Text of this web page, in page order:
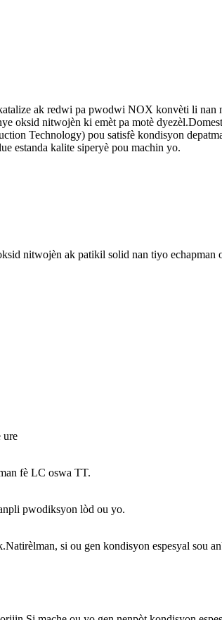
ak redwi pa pwodwi NOX konvèti li
oksid nitwojèn ki emèt pa motè
Technology) pou satisfè kondisyon
estanda kalite siperyè pou machin yo.
nitwojèn ak patikil solid nan tiyo echapman
ure
fè LC oswa TT.
pwodiksyon lòd ou yo.
si ou gen kondisyon espesyal sou